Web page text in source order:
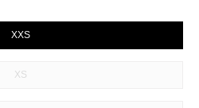
XXS
XS